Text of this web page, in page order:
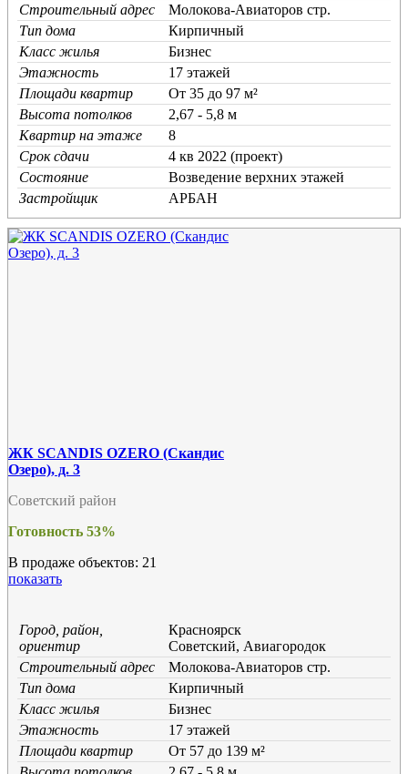
Строительный адрес
Молокова-Авиаторов стр.
Тип дома
Кирпичный
Класс жилья
Бизнес
Этажность
17 этажей
Площади квартир
От 35 до 97 м²
Высота потолков
2,67 - 5,8 м
Квартир на этаже
8
Срок сдачи
4 кв 2022 (проект)
Состояние
Возведение верхних этажей
Застройщик
АРБАН
ЖК SCANDIS OZERO (Скандис
Озеро), д. 3
Советский район
Готовность 53%
В продаже объектов: 21
показать
Город, район,
ориентир
Красноярск
Советский, Авиагородок
Строительный адрес
Молокова-Авиаторов стр.
Тип дома
Кирпичный
Класс жилья
Бизнес
Этажность
17 этажей
Площади квартир
От 57 до 139 м²